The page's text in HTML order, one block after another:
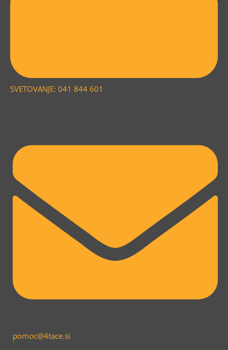
SVETOVANJE: 041 844 601
pomoc@4tace.si